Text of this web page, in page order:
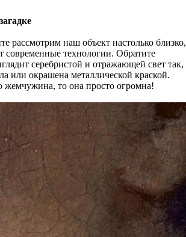
рассмотрим наш объект настолько близко,
современные технологии. Обратите
серебристой и отражающей свет так,
или окрашена металлической краской.
жемчужина, то она просто огромна!